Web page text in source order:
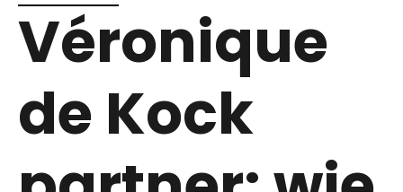
Véronique
de Kock